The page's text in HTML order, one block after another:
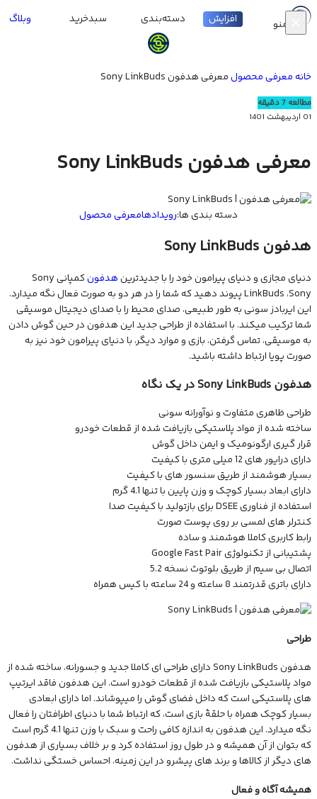
منو ورود دسته‌بندی سبدخرید وبلاگ
خانهمعرفی محصولمعرفی هدفون Sony LinkBuds
مطالعه 7 دقیقه
01 اردیبهشت 1401
معرفی هدفون Sony LinkBuds
دسته بندی ها:رویدادهامعرفی محصول
هدفون Sony LinkBuds
دنیای مجازی و دنیای پیرامون خود را با جدیدترینهدفون
کمپانی Sony
LinkBuds ،Sony پیوند دهید که شما را در هر دو به صورت فعال نگه میدارد.
این ایربادز سونی به طور طبیعی، صدای محیط را با صدای دیجیتال موسیقی
شما ترکیب میکند. با استفاده از طراحی جدید این هدفون در حین گوش دادن
به موسیقی، تماس گرفتن، بازی و موارد دیگر، با دنیای پیرامون خود نیز به
صورت پویا ارتباط داشته باشید.
هدفون Sony LinkBuds در یک نگاه
طراحی ظاهری متفاوت و نوآورانه سونی
ساخته شده از مواد پلاستیکی بازیافت شده از قطعات خودرو
قرار گیری ارگونومیک و ایمن داخل گوش
دارای درایور های 12 میلی متری با کیفیت
بسیار هوشمند از طریق سنسور های با کیفیت
دارای ابعاد بسیار کوچک و وزن پایین با تنها 4.1 گرم
استفاده از فناوری DSEE برای بازتولید با کیفیت صدا
کنترلر های لمسی بر روی پوست صورت
رابط کاربری کاملا هوشمند و ساده
پشتیبانی از تکنولوژی Google Fast Pair
اتصال بی سیم از طریق بلوتوث نسخه 5.2
دارای باتری قدرتمند 8 ساعته و 24 ساعته با کیس همراه
طراحی
هدفون Sony LinkBuds دارای طراحی ای کاملا جدید و جسورانه، ساخته شده از
مواد پلاستیکی بازیافت شده از قطعات خودرو است. این هدفون فاقد ایرتیپ
های پلاستیکی است که داخل فضای گوش را میپوشاند. اما دارای ابعادی
بسیار کوچک همراه با حلقۀ بازی است، که ارتباط شما با دنیای اطرافتان را فعال
نگه میدارد. این هدفون به اندازه کافی راحت و سبک با وزن تنها 4.1 گرم است
که بتوان از آن همیشه و در طول روز استفاده کرد و بر خلاف بسیاری از هدفون
های دیگر از کالاها و برند های پیشرو در این زمینه، احساس خستگی نداشت.
همیشه آگاه و فعال
افزایش